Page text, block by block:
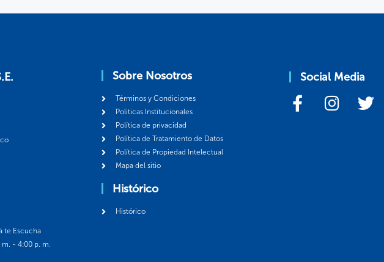
te Escucha
m. - 4:00 p. m.
Sobre Nosotros
Términos y Condiciones
Politicas Institucionales
Política de privacidad
Política de Tratamiento de Datos
Política de Propiedad Intelectual
Mapa del sitio
Histórico
Histórico
Social Media